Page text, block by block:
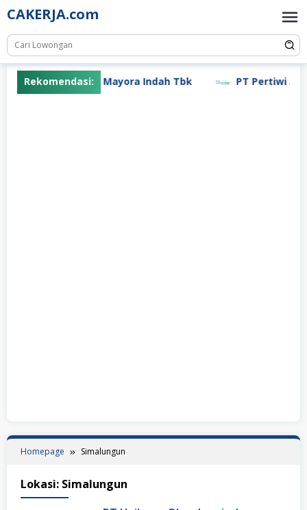
Skip
to
content
CAKERJA.com
Rekomendasi:PT Mayora Indah Tbk PT Pertiwi
Homepage Simalungun
Lokasi: Simalungun